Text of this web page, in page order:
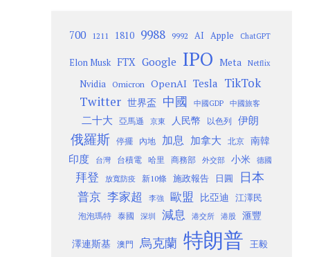
700 1211 1810 9988 9992 AI Apple ChatGPT
Elon Musk FTX Google IPO Meta Netflix
Nvidia Omicron OpenAI Tesla TikTok
Twitter 世界盃 中國 中國GDP 中國旅客
二十大 亞馬遜 京東 人民幣 以色列 伊朗
俄羅斯 停擺 內地 加息 加拿大 北京
南韓
印度
台灣 台積電 哈里 商務部 外交部 小米 德國
拜登 放寬防疫 新10條 施政報告 日圓 日本
普京 李家超 李強 歐盟 比亞迪 江澤民
泡泡瑪特 泰國 深圳 減息 港交所 港股 滙豐
澤連斯基 澳門 烏克蘭 特朗普 王毅